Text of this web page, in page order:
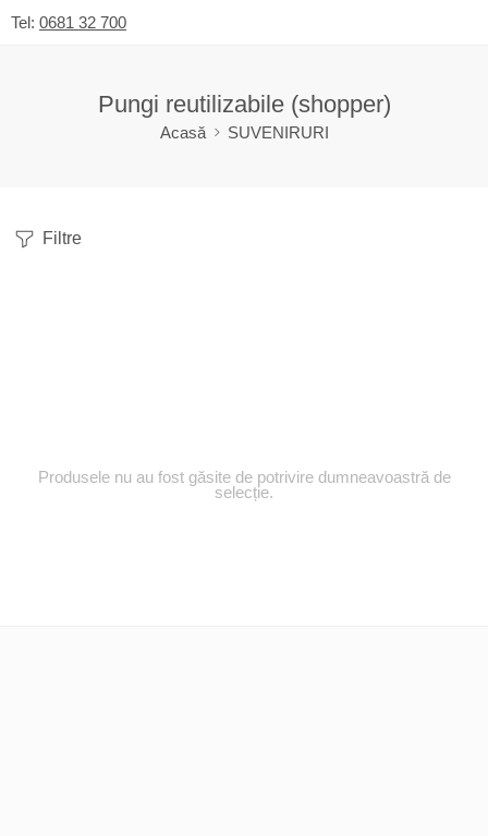
Tel: 0681 32 700
Pungi reutilizabile (shopper)
Acasă SUVENIRURI
Filtre
Produsele nu au fost găsite de potrivire dumneavoastră de
selecție.